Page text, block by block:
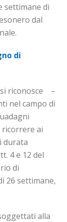
settimane di
dal
di
si riconosce –
nel campo di
ricorrere ai
durata
4 e 12 del
di
26 settimane,
alla